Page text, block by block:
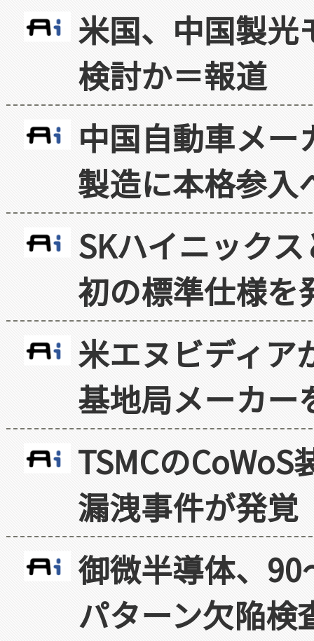
米国、中国製光
検討か＝報道
中国自動車メ
製造に本格参入
SKハイニック
初の標準仕様を
米エヌビディア
基地局メーカー
TSMCの
漏洩事件が発覚
御微半導体、
パターン欠陥検